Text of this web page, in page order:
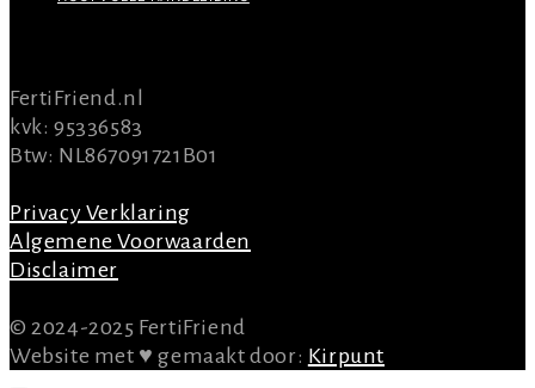
FertiFriend.nl
kvk: 95336583
Btw: NL867091721B01
Privacy Verklaring
Algemene Voorwaarden
Disclaimer
© 2024-2025 FertiFriend
Website met ♥ gemaakt door: Kirpunt